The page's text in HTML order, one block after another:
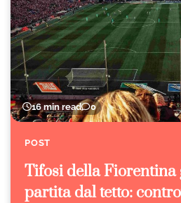
16 min read 0
POST
Tifosi della Fiorentina
partita dal tetto: